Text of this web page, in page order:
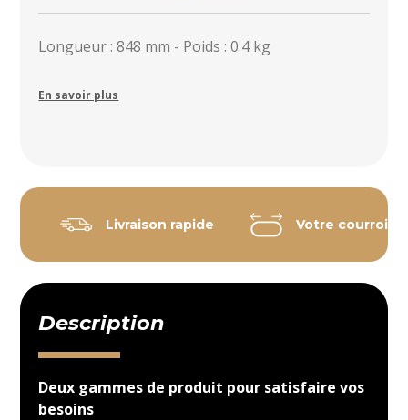
Longueur : 848 mm - Poids : 0.4 kg
En savoir plus
Livraison rapide Votre courroie
Description
Deux gammes de produit pour satisfaire vos
besoins